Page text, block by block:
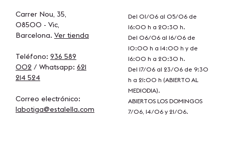
Carrer Nou, 35,
08500 - Vic,
Barcelona. Ver tienda
Teléfono: 936 589
002 / Whatsapp: 621
214 524
Correo electrónico:
labotiga@estalella.com
Del 01/06 al 05/06 de
16:00 h a 20:30 h.
Del 06/06 al 16/06 de
10:00 h a 14:00 h y de
16:00 h a 20:30 h.
Del 17/06 al 23/06 de 9:30
h a 21:00 h (ABIERTO AL
MEDIODIA).
ABIERTOS LOS DOMINGOS
7/06, 14/06 y 21/06.